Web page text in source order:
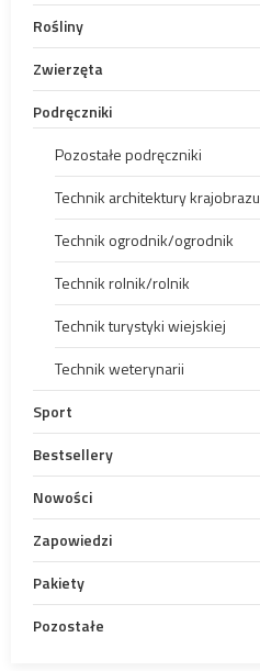
Rośliny
Zwierzęta
Podręczniki
Pozostałe podręczniki
Technik architektury krajobrazu
Technik ogrodnik/ogrodnik
Technik rolnik/rolnik
Technik turystyki wiejskiej
Technik weterynarii
Sport
Bestsellery
Nowości
Zapowiedzi
Pakiety
Pozostałe